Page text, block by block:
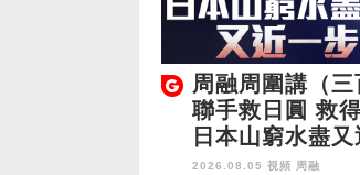
周融周圍講（三
聯手救日圓 救
日本山窮水盡又
2026.08.05 視頻 周融